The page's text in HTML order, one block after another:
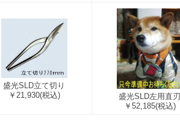
盛光SLD立て切り
￥21,930(税込)
盛光SLD左用直刃
￥52,185(税込)